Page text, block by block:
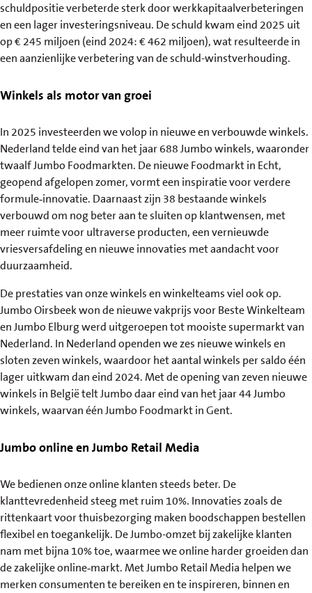
schuldpositie verbeterde sterk door werkkapitaalverbeteringen
en een lager investeringsniveau. De schuld kwam eind 2025 uit
op € 245 miljoen (eind 2024: € 462 miljoen), wat resulteerde in
een aanzienlijke verbetering van de schuld-winstverhouding.
Winkels als motor van groei
In 2025 investeerden we volop in nieuwe en verbouwde winkels.
Nederland telde eind van het jaar 688 Jumbo winkels, waaronder
twaalf Jumbo Foodmarkten. De nieuwe Foodmarkt in Echt,
geopend afgelopen zomer, vormt een inspiratie voor verdere
formule‑innovatie. Daarnaast zijn 38 bestaande winkels
verbouwd om nog beter aan te sluiten op klantwensen, met
meer ruimte voor ultraverse producten, een vernieuwde
vriesversafdeling en nieuwe innovaties met aandacht voor
duurzaamheid.
De prestaties van onze winkels en winkelteams viel ook op.
Jumbo Oirsbeek won de nieuwe vakprijs voor Beste Winkelteam
en Jumbo Elburg werd uitgeroepen tot mooiste supermarkt van
Nederland. In Nederland openden we zes nieuwe winkels en
sloten zeven winkels, waardoor het aantal winkels per saldo één
lager uitkwam dan eind 2024. Met de opening van zeven nieuwe
winkels in België telt Jumbo daar eind van het jaar 44 Jumbo
winkels, waarvan één Jumbo Foodmarkt in Gent.
Jumbo online en Jumbo Retail Media
We bedienen onze online klanten steeds beter. De
klanttevredenheid steeg met ruim 10%. Innovaties zoals de
rittenkaart voor thuisbezorging maken boodschappen bestellen
flexibel en toegankelijk. De Jumbo-omzet bij zakelijke klanten
nam met bijna 10% toe, waarmee we online harder groeiden dan
de zakelijke online‑markt. Met Jumbo Retail Media helpen we
merken consumenten te bereiken en te inspireren, binnen en